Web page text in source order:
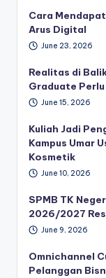
Cara
Arus Digital
June 23, 2026
Realitas di
Graduate
June 15, 2026
Kuliah Jadi
Kampus Umar
Kosmetik
June 10, 2026
SPMB TK
2026/2027
June 9, 2026
Omnichannel
Pelanggan